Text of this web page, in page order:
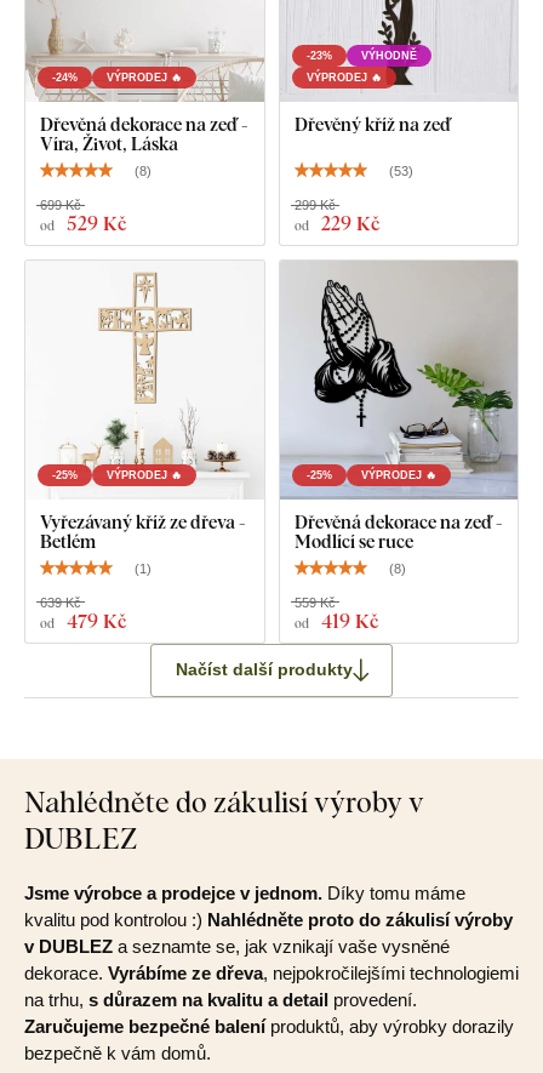
-24% VÝPRODEJ 🔥
Dřevěná dekorace na zeď -
Víra, Život, Láska
(8)
od 529 Kč
699 Kč
-23%
VÝHODNĚ
VÝPRODEJ 🔥
Dřevěný kříž na zeď
(53)
od 229 Kč
299 Kč
-25% VÝPRODEJ 🔥
Vyřezávaný kříž ze dřeva -
Betlém
(1)
od 479 Kč
639 Kč
-25% VÝPRODEJ 🔥
Dřevěná dekorace na zeď -
Modlící se ruce
(8)
od 419 Kč
559 Kč
Načíst další produkty
Nahlédněte do zákulisí výroby v
DUBLEZ
Jsme výrobce a prodejce v jednom. Díky tomu máme
kvalitu pod kontrolou :) Nahlédněte proto do zákulisí výroby
v DUBLEZ a seznamte se, jak vznikají vaše vysněné
dekorace. Vyrábíme ze dřeva, nejpokročilejšími technologiemi
na trhu, s důrazem na kvalitu a detail provedení.
Zaručujeme bezpečné baleníproduktů, aby výrobky dorazily
bezpečně k vám domů.